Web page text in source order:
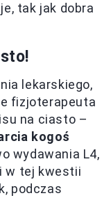
tak jak dobra
lekarskiego,
fizjoterapeuta
na ciasto –
kogoś
wydawania L4,
w tej kwestii
podczas